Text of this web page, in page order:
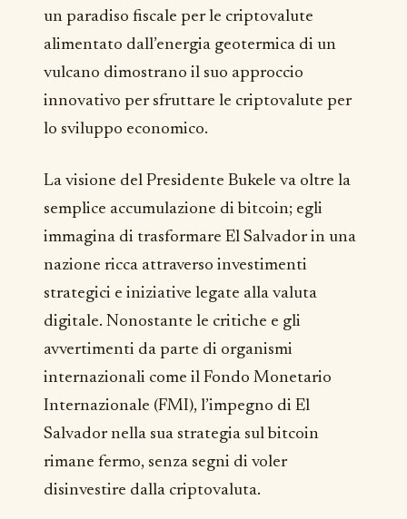
un paradiso fiscale per le criptovalute
alimentato dall’energia geotermica di un
vulcano dimostrano il suo approccio
innovativo per sfruttare le criptovalute per
lo sviluppo economico.
La visione del Presidente Bukele va oltre la
semplice accumulazione di bitcoin; egli
immagina di trasformare El Salvador in una
nazione ricca attraverso investimenti
strategici e iniziative legate alla valuta
digitale. Nonostante le critiche e gli
avvertimenti da parte di organismi
internazionali come il Fondo Monetario
Internazionale (FMI), l’impegno di El
Salvador nella sua strategia sul bitcoin
rimane fermo, senza segni di voler
disinvestire dalla criptovaluta.